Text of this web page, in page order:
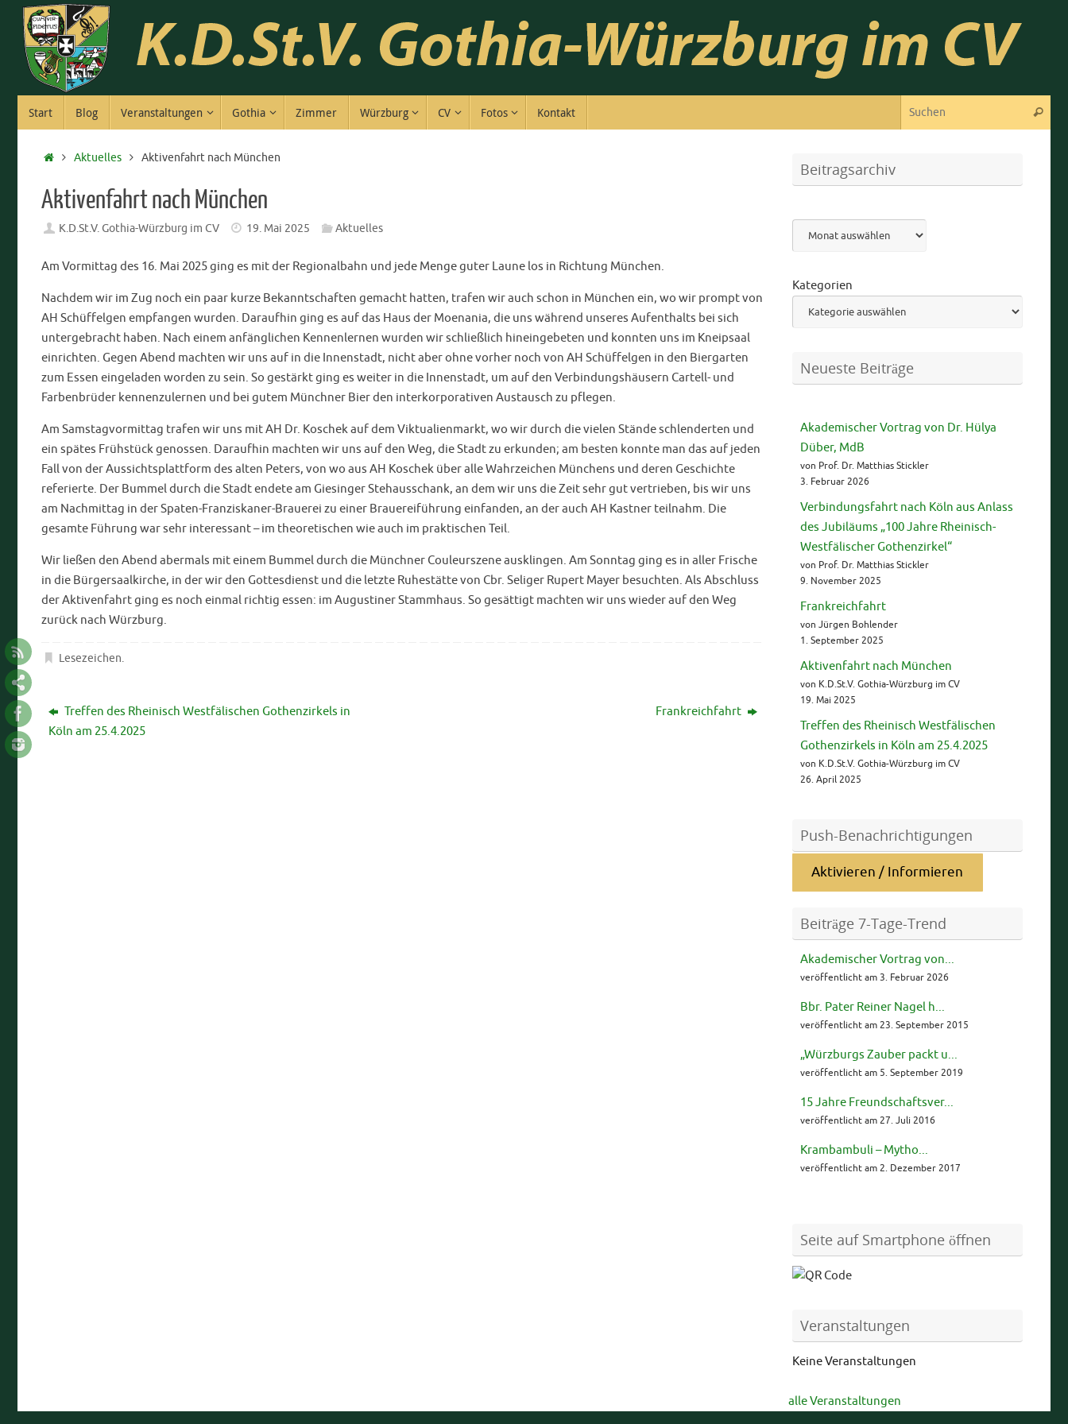
Zum
Inhalt
springen
Inhalt
Start Blog Veranstaltungen Gothia Zimmer Würzburg CV Fotos Kontakt Suchen
StartAktuelles Aktivenfahrt nach München
Aktivenfahrt nach München
K.D.St.V. Gothia-Würzburg im CV 19. Mai 2025 Aktuelles
Am Vormittag des 16. Mai 2025 ging es mit der Regionalbahn und jede Menge guter Laune los in Richtung München.
Nachdem wir im Zug noch ein paar kurze Bekanntschaften gemacht hatten, trafen wir auch schon in München ein, wo wir prompt von
AH Schüffelgen empfangen wurden. Daraufhin ging es auf das Haus der Moenania, die uns während unseres Aufenthalts bei sich
untergebracht haben. Nach einem anfänglichen Kennenlernen wurden wir schließlich hineingebeten und konnten uns im Kneipsaal
einrichten. Gegen Abend machten wir uns auf in die Innenstadt, nicht aber ohne vorher noch von AH Schüffelgen in den Biergarten
zum Essen eingeladen worden zu sein. So gestärkt ging es weiter in die Innenstadt, um auf den Verbindungshäusern Cartell- und
Farbenbrüder kennenzulernen und bei gutem Münchner Bier den interkorporativen Austausch zu pflegen.
Am Samstagvormittag trafen wir uns mit AH Dr. Koschek auf dem Viktualienmarkt, wo wir durch die vielen Stände schlenderten und
ein spätes Frühstück genossen. Daraufhin machten wir uns auf den Weg, die Stadt zu erkunden; am besten konnte man das auf jeden
Fall von der Aussichtsplattform des alten Peters, von wo aus AH Koschek über alle Wahrzeichen Münchens und deren Geschichte
referierte. Der Bummel durch die Stadt endete am Giesinger Stehausschank, an dem wir uns die Zeit sehr gut vertrieben, bis wir uns
am Nachmittag in der Spaten-Franziskaner-Brauerei zu einer Brauereiführung einfanden, an der auch AH Kastner teilnahm. Die
gesamte Führung war sehr interessant – im theoretischen wie auch im praktischen Teil.
Wir ließen den Abend abermals mit einem Bummel durch die Münchner Couleurszene ausklingen. Am Sonntag ging es in aller Frische
in die Bürgersaalkirche, in der wir den Gottesdienst und die letzte Ruhestätte von Cbr. Seliger Rupert Mayer besuchten. Als Abschluss
der Aktivenfahrt ging es noch einmal richtig essen: im Augustiner Stammhaus. So gesättigt machten wir uns wieder auf den Weg
zurück nach Würzburg.
Lesezeichen.
Treffen des Rheinisch Westfälischen Gothenzirkels in
Köln am 25.4.2025
Frankreichfahrt
Beitragsarchiv
Archiv
Kategorien
Neueste Beiträge
Akademischer Vortrag von Dr. Hülya
Düber, MdB
von Prof. Dr. Matthias Stickler
3. Februar 2026
Verbindungsfahrt nach Köln aus Anlass
des Jubiläums „100 Jahre Rheinisch-
Westfälischer Gothenzirkel“
von Prof. Dr. Matthias Stickler
9. November 2025
Frankreichfahrt
von Jürgen Bohlender
1. September 2025
Aktivenfahrt nach München
von K.D.St.V. Gothia-Würzburg im CV
19. Mai 2025
Treffen des Rheinisch Westfälischen
Gothenzirkels in Köln am 25.4.2025
von K.D.St.V. Gothia-Würzburg im CV
26. April 2025
Push-Benachrichtigungen
Aktivieren / Informieren
Beiträge 7-Tage-Trend
Akademischer Vortrag von...
veröffentlicht am 3. Februar 2026
Bbr. Pater Reiner Nagel h...
veröffentlicht am 23. September 2015
„Würzburgs Zauber packt u...
veröffentlicht am 5. September 2019
15 Jahre Freundschaftsver...
veröffentlicht am 27. Juli 2016
Krambambuli – Mytho...
veröffentlicht am 2. Dezember 2017
Seite auf Smartphone öffnen
Veranstaltungen
Keine Veranstaltungen
alle Veranstaltungen